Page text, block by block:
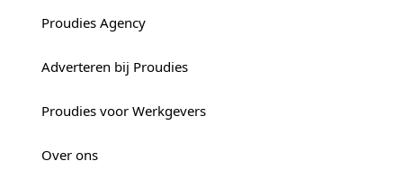
Proudies Agency
Adverteren bij Proudies
Proudies voor Werkgevers
Over ons